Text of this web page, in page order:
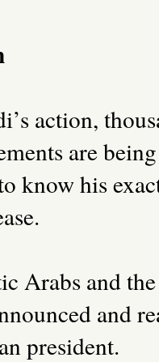
action,
are
know his
Arabs and
and
president.